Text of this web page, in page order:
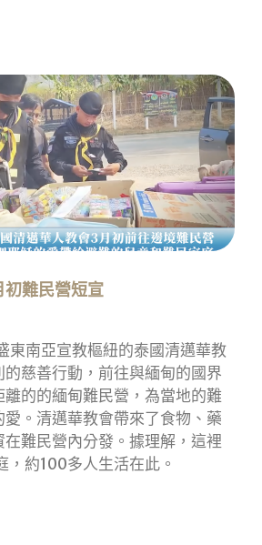
難民營短宣
東南亞宣教樞紐的泰國清邁華教
慈善行動，前往與緬甸的國界
的的緬甸難民營，為當地的難
愛。清邁華教會帶來了食物、藥
難民營內分發。據理解，這裡
，約100多人生活在此。